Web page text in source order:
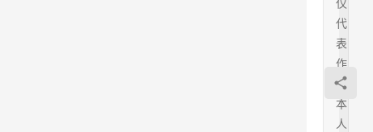
仅
代
表
作
者
本
人